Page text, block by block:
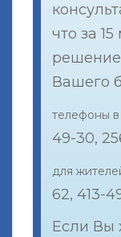
что за
Вашего
телефоны
49-30,
для
62, 413-
Если Вы